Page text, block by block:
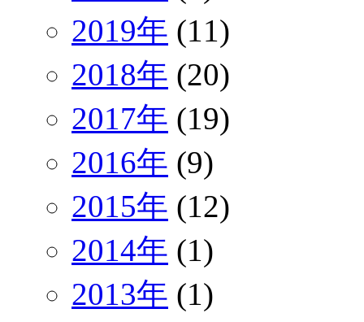
2019年 (11)
2018年 (20)
2017年 (19)
2016年 (9)
2015年 (12)
2014年 (1)
2013年 (1)